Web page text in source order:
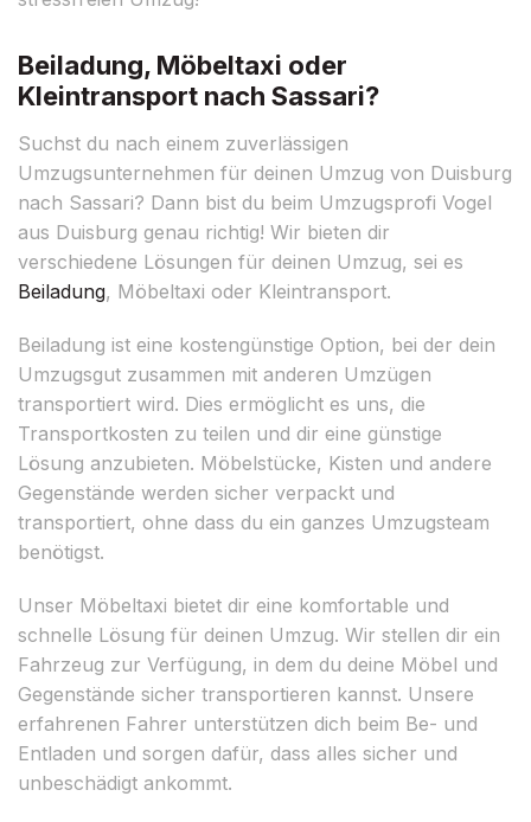
Beiladung, Möbeltaxi oder
Kleintransport nach Sassari?
Suchst du nach einem zuverlässigen
Umzugsunternehmen für deinen Umzug von Duisburg
nach Sassari? Dann bist du beim Umzugsprofi Vogel
aus Duisburg genau richtig! Wir bieten dir
verschiedene Lösungen für deinen Umzug, sei es
Beiladung, Möbeltaxi oder Kleintransport.
Beiladung ist eine kostengünstige Option, bei der dein
Umzugsgut zusammen mit anderen Umzügen
transportiert wird. Dies ermöglicht es uns, die
Transportkosten zu teilen und dir eine günstige
Lösung anzubieten. Möbelstücke, Kisten und andere
Gegenstände werden sicher verpackt und
transportiert, ohne dass du ein ganzes Umzugsteam
benötigst.
Unser Möbeltaxi bietet dir eine komfortable und
schnelle Lösung für deinen Umzug. Wir stellen dir ein
Fahrzeug zur Verfügung, in dem du deine Möbel und
Gegenstände sicher transportieren kannst. Unsere
erfahrenen Fahrer unterstützen dich beim Be- und
Entladen und sorgen dafür, dass alles sicher und
unbeschädigt ankommt.